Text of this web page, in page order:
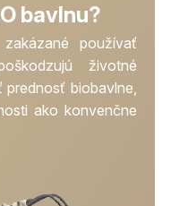
bavlnu?
používať
životné
biobavlne,
ako konvenčne